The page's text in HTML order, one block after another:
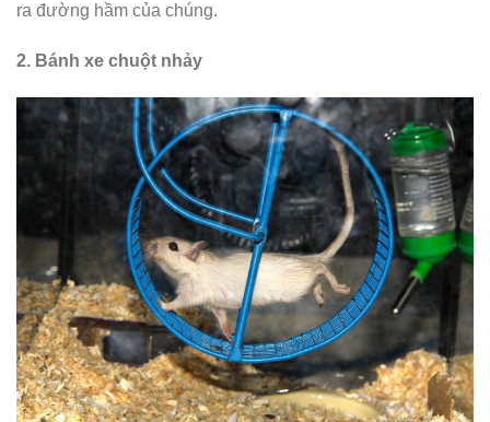
ra đường hầm của chúng.
2. Bánh xe chuột nhảy